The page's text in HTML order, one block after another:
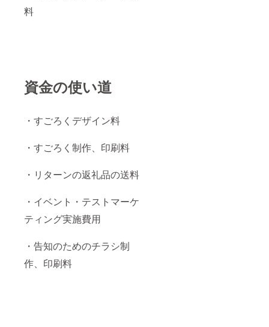
料
資金の使い道
・すごろくデザイン料
・すごろく制作、印刷料
・リターンの返礼品の送料
・イベント・テストマーケ
ティング実施費用
・告知のためのチラシ制
作、印刷料